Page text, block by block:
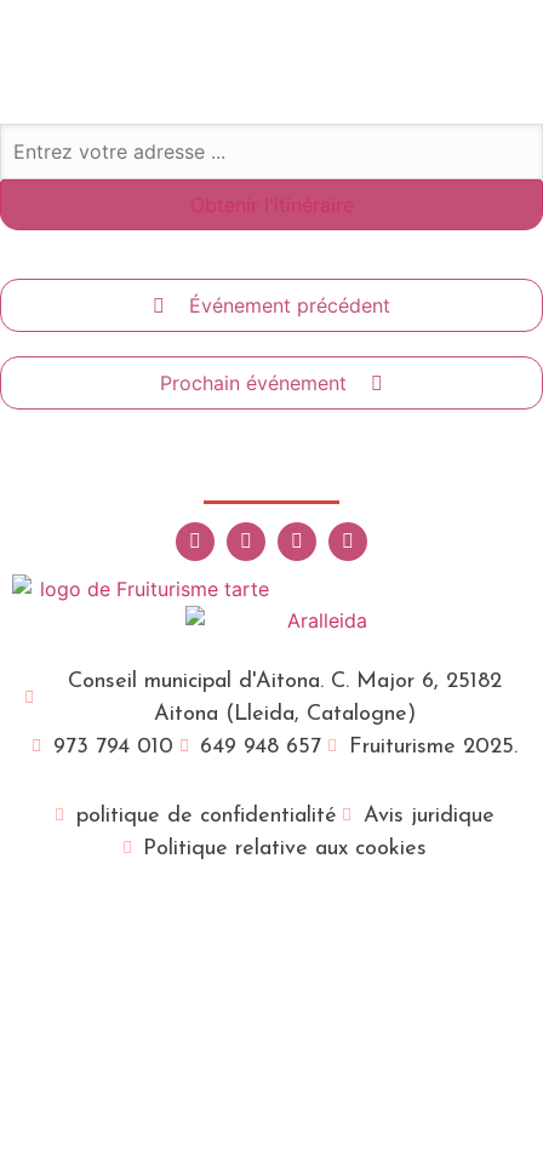
Événement précédent
Prochain événement
Conseil municipal d'Aitona. C. Major 6, 25182
Aitona (Lleida, Catalogne)
973 794 010
649 948 657 Fruiturisme 2025.
politique de confidentialité
Avis juridique
Politique relative aux cookies